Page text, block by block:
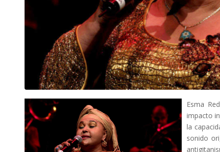
Esma
impacto
la
sonido